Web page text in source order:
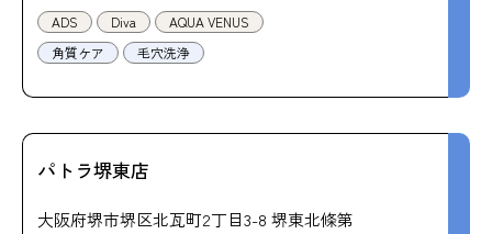
ADS Diva
AQUA VENUS
角質ケア
毛穴洗浄
パトラ堺東店
大阪府堺市堺区北瓦町2丁目3-8 堺東北條第